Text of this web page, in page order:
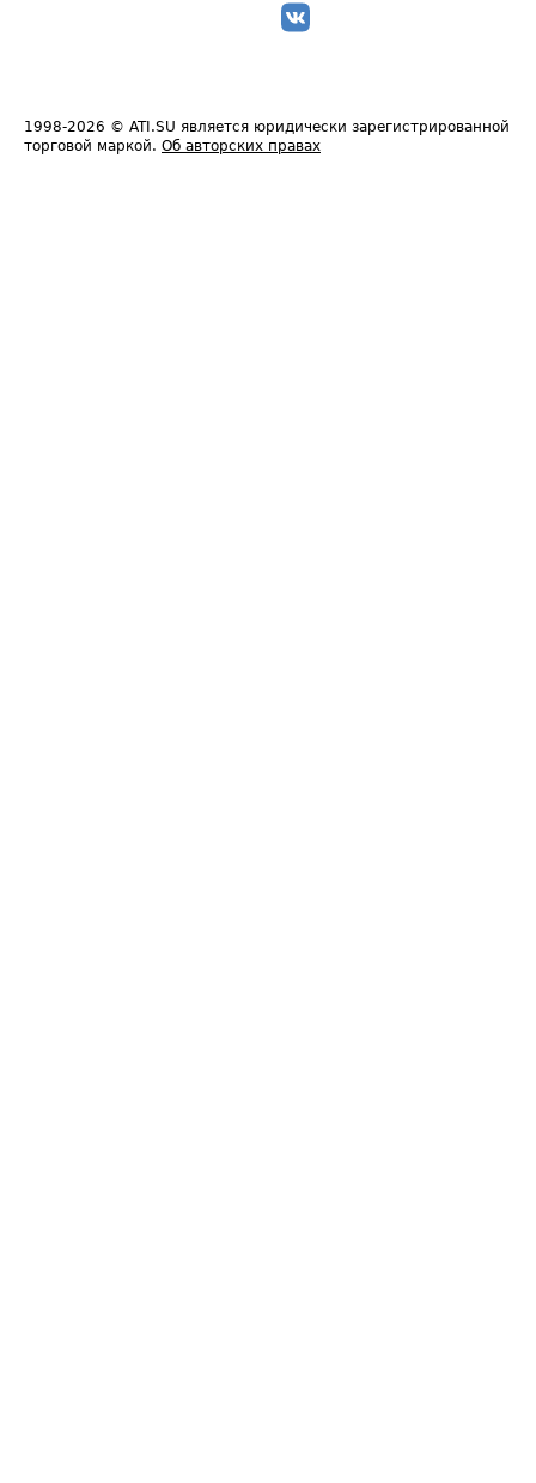
1998-2026 © ATI.SU является юридически зарегистрированной
торговой маркой. Об авторских правах